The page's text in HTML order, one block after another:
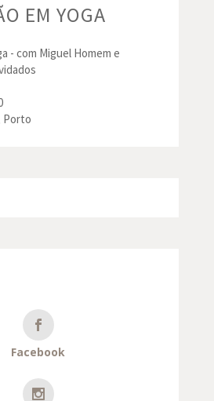
EM YOGA
- com Miguel Homem e
Porto
Facebook